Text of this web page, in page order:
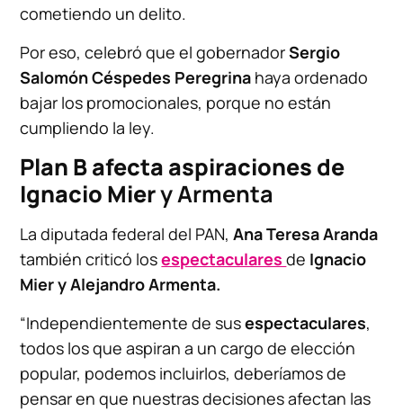
cometiendo un delito.
Por eso, celebró que el gobernadorSergio
Salomón Céspedes Peregrina haya ordenado
bajar los promocionales, porque no están
cumpliendo la ley.
Plan B afecta aspiraciones de
Ignacio Miery Armenta
La diputada federal del PAN,Ana Teresa Aranda
también criticó losespectacularesde Ignacio
Mier y Alejandro Armenta.
“Independientemente de susespectaculares,
todos los que aspiran a un cargo de elección
popular, podemos incluirlos, deberíamos de
pensar en que nuestras decisiones afectan las